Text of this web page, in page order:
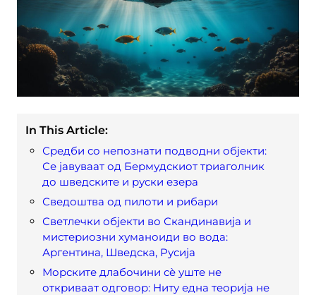
In This Article:
Средби со непознати подводни објекти:
Се јавуваат од Бермудскиот триаголник
до шведските и руски езера
Сведоштва од пилоти и рибари
Светлечки објекти во Скандинавија и
мистериозни хуманоиди во вода:
Аргентина, Шведска, Русија
Морските длабочини сè уште не
откриваат одговор: Ниту една теорија не